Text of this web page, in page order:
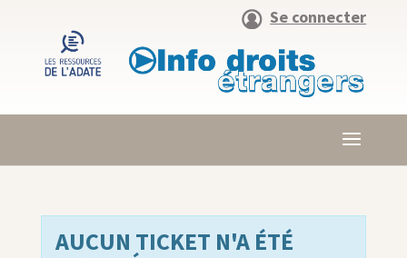
Se connecter
AUCUN TICKET N'A ÉTÉ